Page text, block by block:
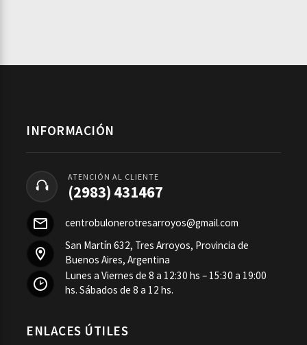
INFORMACIÓN
ATENCIÓN AL CLIENTE
(2983) 431467
centrobulonerotresarroyos@gmail.com
San Martín 632, Tres Arroyos, Provincia de
Buenos Aires, Argentina
Lunes a Viernes de 8 a 12:30 hs – 15:30 a 19:00
hs. Sábados de 8 a 12 hs.
ENLACES ÚTILES